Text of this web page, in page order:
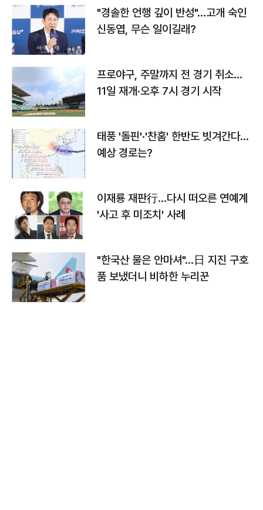
"경솔한 언행 깊이 반성"…고개 숙인
신동엽, 무슨 일이길래?
프로야구, 주말까지 전 경기 취소…
11일 재개·오후 7시 경기 시작
태풍 '돌핀'·'찬홈' 한반도 빗겨간다…
예상 경로는?
이재룡 재판行…다시 떠오른 연예계
'사고 후 미조치' 사례
"한국산 물은 안마셔"…日 지진 구호
품 보냈더니 비하한 누리꾼